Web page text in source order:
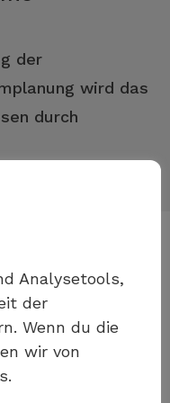
der
wird das
durch
Toolbox
Analysetools,
der
Wenn du die
wir von